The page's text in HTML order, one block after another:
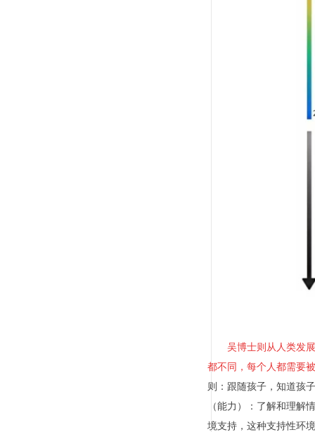
吴博士则从人类发
都不同，每个人都需要
则：跟随孩子，知道孩
（能力）：了解和理解
境支持，这种支持性环